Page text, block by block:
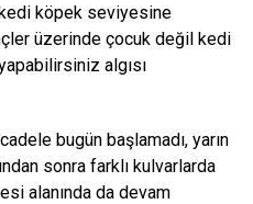
köpek seviyesine
üzerinde çocuk değil kedi
algısı
bugün başlamadı, yarın
sonra farklı kulvarlarda
alanında da devam